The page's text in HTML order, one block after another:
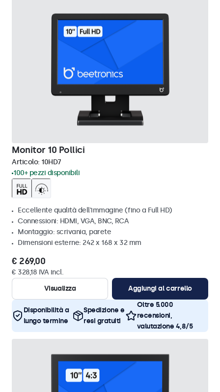
Monitor 10 Pollici
Articolo: 10HD7
100+ pezzi disponibili
Eccellente qualità dell'immagine (fino a Full HD)
Connessioni: HDMI, VGA, BNC, RCA
Montaggio: scrivania, parete
Dimensioni esterne: 242 x 168 x 32 mm
€ 269,00
€ 328,18 IVA incl.
Visualizza
Aggiungi al carrello
Disponibilità a
lungo termine
Spedizione e
resi gratuiti
Oltre 5.000
recensioni,
valutazione 4,8/5